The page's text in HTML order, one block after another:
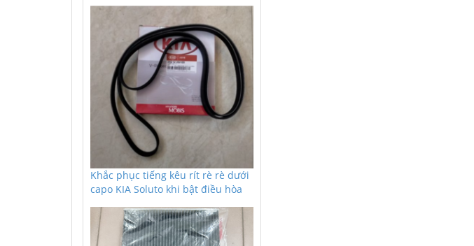
Khắc phục tiếng kêu rít rè rè dưới
capo KIA Soluto khi bật điều hòa